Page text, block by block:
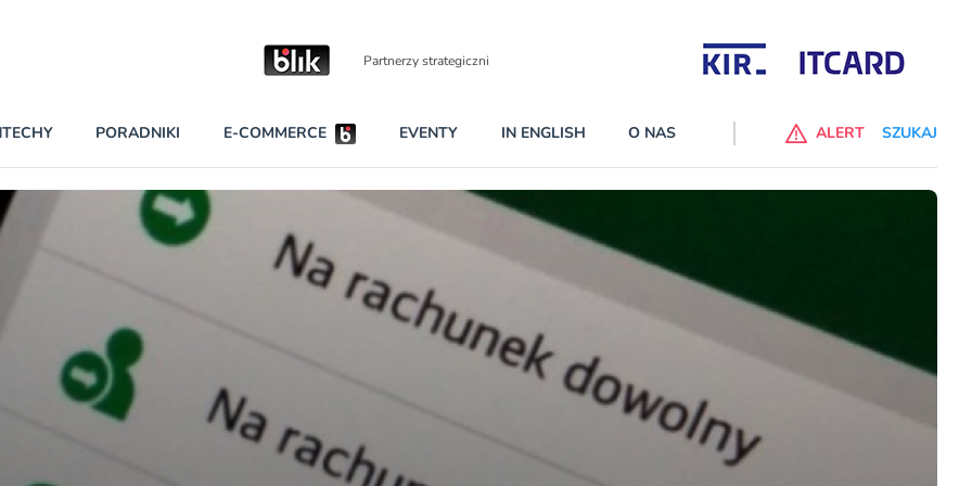
Partnerzy wspierający
BEZPIECZEŃSTWO
RAPORTY SPECJALNE
NAJCZĘŚCIEJ CZYTANE
Darmowy dostęp do ChataGPT Go dla klientów Revoluta. Nowy benefit we
W najniższych planach – Standard i Plus – z usługi będzie można korzsytać za
darmo przez trzy miesiące
Czytaj więcej
PORADNIKI E-COMMERCE EVENTY IN ENGLISH O NAS ALERT SZUKAJ